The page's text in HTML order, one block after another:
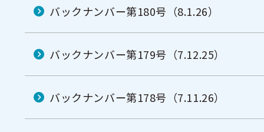
バックナンバー第180号（8.1.26）
バックナンバー第179号（7.12.25）
バックナンバー第178号（7.11.26）